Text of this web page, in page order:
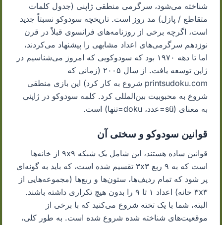
شناخته می‌شود، سرگرمی منطقی ژاپنی (جدول کلمات
متقاطع / پازل) مد روز است. تاریخچه سودوکو نسبتاً جدید
است، اگرچه برخی از روزنامه‌های فرانسوی قبلاً در قرن
نوزدهم سرگرمی‌های اعداد مشابهی را پیشنهاد می‌کردند،
اما تا دهه ۱۹۷۰ بود که سودوکویی که امروز می‌شناسیم در
ژاپن توسعه یافت. از سال ۲۰۰۵ (زمانی که
printsudoku.com شروع به کار کرد) این بازی منطقی
شروع به محبوبیت بین‌المللی کرد. کلمه سودوکو در ژاپنی
به معنای (sü=عدد، doku=تنها) است.
قوانین سودوکو و سختی آن
قوانین ساده هستند، این شامل یک شبکه ۹x۹ از خانه‌ها
است که به ۹ ربع ۳x۳ تقسیم شده است، که باید به گونه‌ای
پر شود که تمام ردیف‌ها، ستون‌ها و ربع‌ها (مجموعه‌هایی از
۳x۳ خانه) اعداد ۱ تا ۹ را بدون هیچ تکراری داشته باشند.
البته، شما با یک تخته شروع می‌کنید که با برخی از
موقعیت‌های شناخته شده شروع شده است. به طور کلی،